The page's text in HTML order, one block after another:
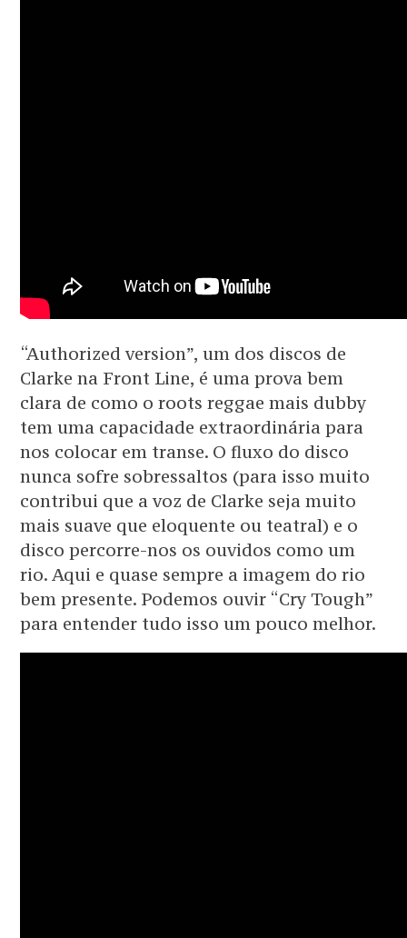
“Authorized version”, um dos discos de
Clarke na Front Line, é uma prova bem
clara de como o roots reggae mais dubby
tem uma capacidade extraordinária para
nos colocar em transe. O fluxo do disco
nunca sofre sobressaltos (para isso muito
contribui que a voz de Clarke seja muito
mais suave que eloquente ou teatral) e o
disco percorre-nos os ouvidos como um
rio. Aqui e quase sempre a imagem do rio
bem presente. Podemos ouvir “Cry Tough”
para entender tudo isso um pouco melhor.